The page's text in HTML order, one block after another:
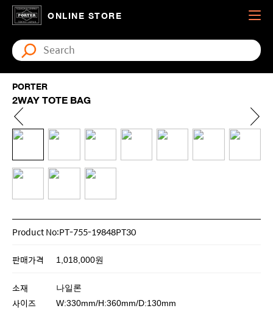
ONLINE STORE
PORTER
2WAY TOTE BAG
Product No:PT-755-19848PT30
판매가격 1,018,000원
소재 나일론
사이즈 W:330mm/H:360mm/D:130mm